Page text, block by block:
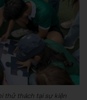
thử thách tại sự kiện